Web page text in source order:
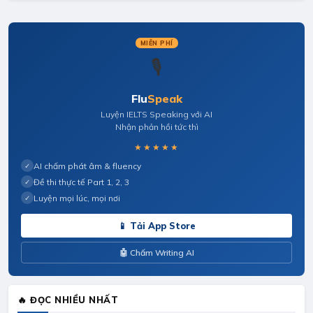
MIỄN PHÍ
🎙️
FluSpeak
Luyện IELTS Speaking với AI
Nhận phản hồi tức thì
★★★★★
✓ AI chấm phát âm & fluency
✓ Đề thi thực tế Part 1, 2, 3
✓ Luyện mọi lúc, mọi nơi
📱 Tải App Store
🤖 Chấm Writing AI
🔥 ĐỌC NHIỀU NHẤT